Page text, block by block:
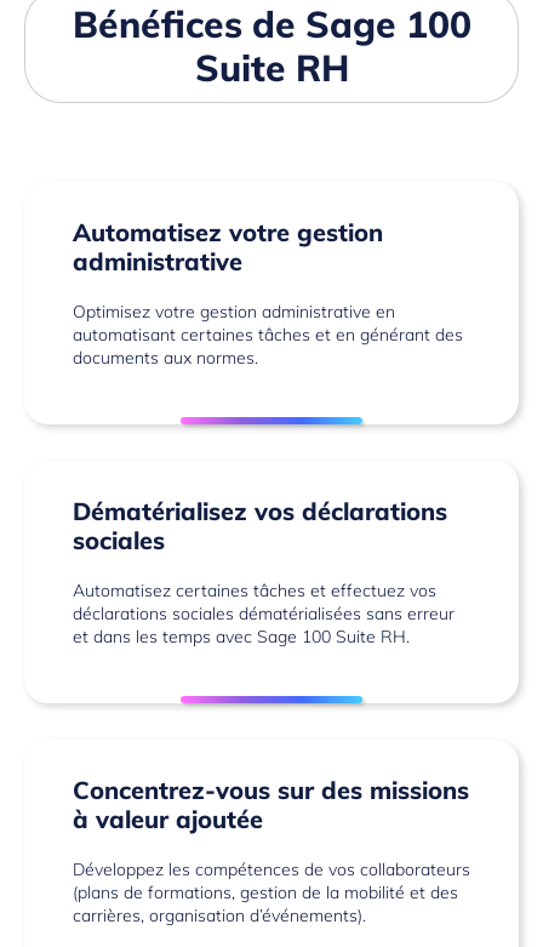
Bénéfices de Sage 100
Suite RH
Automatisez votre gestion
administrative
Optimisez votre gestion administrative en
automatisant certaines tâches et en générant des
documents aux normes.
Dématérialisez vos déclarations
sociales
Automatisez certaines tâches et effectuez vos
déclarations sociales dématérialisées sans erreur
et dans les temps avec Sage 100 Suite RH.
Concentrez-vous sur des missions
à valeur ajoutée
Développez les compétences de vos collaborateurs
(plans de formations, gestion de la mobilité et des
carrières, organisation d’événements).